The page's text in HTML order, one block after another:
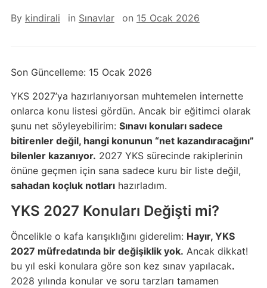
By kindirali in Sınavlar on 15 Ocak 2026
Son Güncelleme: 15 Ocak 2026
YKS 2027’ya hazırlanıyorsan muhtemelen internette
onlarca konu listesi gördün. Ancak bir eğitimci olarak
şunu net söyleyebilirim: Sınavı konuları sadece
bitirenler değil, hangi konunun “net kazandıracağını”
bilenler kazanıyor. 2027 YKS sürecinde rakiplerinin
önüne geçmen için sana sadece kuru bir liste değil,
sahadan koçluk notlarıhazırladım.
YKS 2027 Konuları Değişti mi?
Öncelikle o kafa karışıklığını giderelim: Hayır, YKS
2027 müfredatında bir değişiklik yok. Ancak dikkat!
bu yıl eski konulara göre son kez sınav yapılacak.
2028 yılında konular ve soru tarzları tamamen